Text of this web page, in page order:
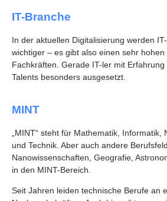
IT-Branche
In der aktuellen Digitalisierung werden
wichtiger – es gibt also einen sehr hohen
Fachkräften. Gerade IT-ler mit
Talents besonders ausgesetzt.
MINT
„MINT“ steht für Mathematik, Informatik,
und Technik. Aber auch andere
Nanowissenschaften, Geografie,
in den MINT-Bereich.
Seit Jahren leiden technische Berufe an